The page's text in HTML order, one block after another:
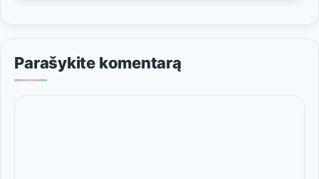
Parašykite komentarą
Komentaras